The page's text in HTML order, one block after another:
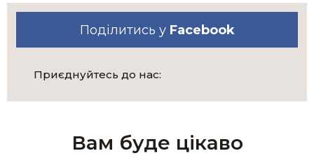
Поділитись у Facebook
Приєднуйтесь до нас:
Вам буде цікаво